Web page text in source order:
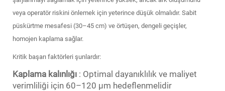
veya operatör riskini önlemek için yeterince düşük olmalıdır. Sabit
püskürtme mesafesi (30–45 cm) ve örtüşen, dengeli geçişler,
homojen kaplama sağlar.
Kritik başarı faktörleri şunlardır:
Kaplama kalınlığı : Optimal dayanıklılık ve maliyet
verimliliği için 60–120 μm hedeflenmelidir